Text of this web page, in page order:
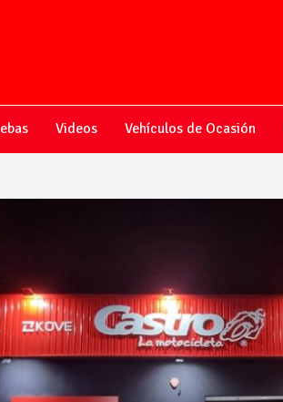
Videos Vehículos de Ocasión